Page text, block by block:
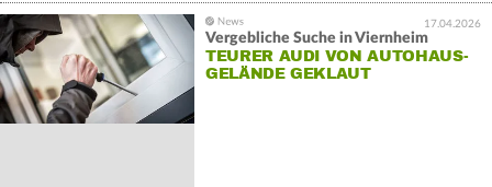
17.04.2026
Vergebliche Suche in Viernheim
TEURER AUDI VON AUTOHAUS-
GELÄNDE GEKLAUT